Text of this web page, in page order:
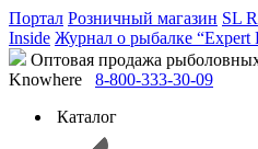
Портал Розничный магазин SL
Inside Журнал о рыбалке “Expert
Оптовая продажа
Knowhere
8-800-333-30-09
Каталог